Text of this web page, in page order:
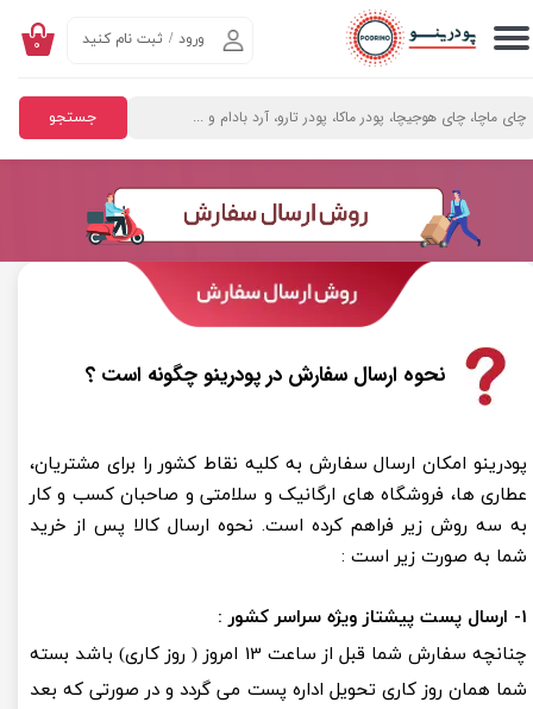
جستجو
ورود / ثبت نام کنید
حساب کاربری من
تغییر گذر واژه
سفارشات
خروج از حساب کاربری
۰
​1- ارسال پست پیشتاز ویژه سراسر کشور :
چنانچه سفارش شما قبل از ساعت 13 امروز ( روز کاری) باشد بسته
شما همان روز کاری تحویل اداره پست می گردد و در صورتی که بعد
نحوه ارسال سفارش در پودرینو چگونه است ؟
پودرینو امکان ارسال سفارش به کلیه نقاط کشور را برای مشتریان،
عطاری ها، فروشگاه های ارگانیک و سلامتی و صاحبان کسب و کار
به سه روش زیر فراهم کرده است. نحوه ارسال کالا پس از خرید
شما به صورت زیر است :